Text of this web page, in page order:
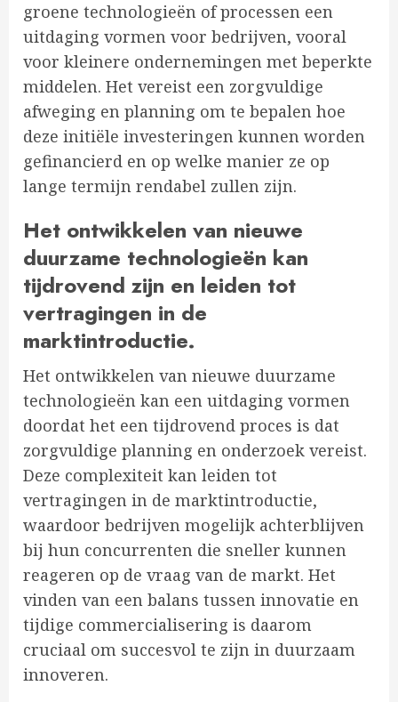
groene technologieën of processen een
uitdaging vormen voor bedrijven, vooral
voor kleinere ondernemingen met beperkte
middelen. Het vereist een zorgvuldige
afweging en planning om te bepalen hoe
deze initiële investeringen kunnen worden
gefinancierd en op welke manier ze op
lange termijn rendabel zullen zijn.
Het ontwikkelen van nieuwe
duurzame technologieën kan
tijdrovend zijn en leiden tot
vertragingen in de
marktintroductie.
Het ontwikkelen van nieuwe duurzame
technologieën kan een uitdaging vormen
doordat het een tijdrovend proces is dat
zorgvuldige planning en onderzoek vereist.
Deze complexiteit kan leiden tot
vertragingen in de marktintroductie,
waardoor bedrijven mogelijk achterblijven
bij hun concurrenten die sneller kunnen
reageren op de vraag van de markt. Het
vinden van een balans tussen innovatie en
tijdige commercialisering is daarom
cruciaal om succesvol te zijn in duurzaam
innoveren.